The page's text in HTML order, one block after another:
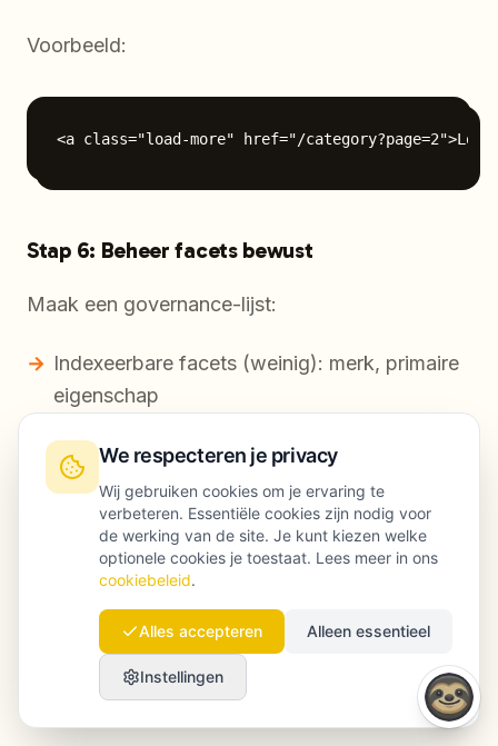
Voorbeeld:
Stap 6: Beheer facets bewust
Maak een governance-lijst:
Indexeerbare facets (weinig): merk, primaire
eigenschap
Niet-indexeerbare facets (veel): maat, kleine
eigenschappen
Implementeer:
Dedicated SEO-landingspagina’s voor de
indexeerbare facets
Beheersbare crawl-regels voor de rest
We respecteren je privacy
Wij gebruiken cookies om je ervaring te
verbeteren. Essentiële cookies zijn nodig voor
de werking van de site. Je kunt kiezen welke
optionele cookies je toestaat. Lees meer in ons
cookiebeleid.
Alles accepteren Alleen essentieel
Instellingen